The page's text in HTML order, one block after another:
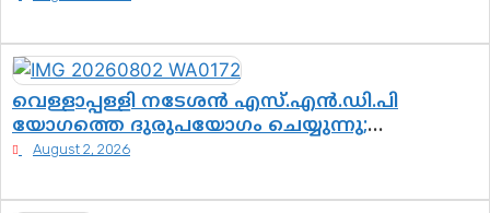
വെള്ളാപ്പള്ളി നടേശൻ എസ്.എൻ.ഡി.പി
യോഗത്തെ ദുരുപയോഗം ചെയ്യുന്നു;
ശ്രീനാരായണ പ്രസ്ഥാനത്തെ കാർന്നുതിന്നുന്ന
August 2, 2026